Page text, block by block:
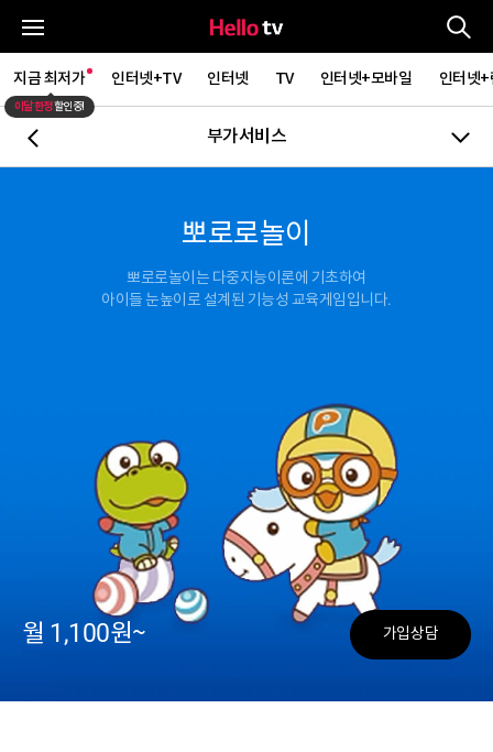
지금 최저가 인터넷+TV 인터넷 TV 인터넷+모바일 인터넷+
이달 한정할인중!
부가서비스
뽀로로놀이
뽀로로놀이는 다중지능이론에 기초하여
아이들 눈높이로 설계된 기능성 교육게임입니다.
월 1,100원~ 가입상담